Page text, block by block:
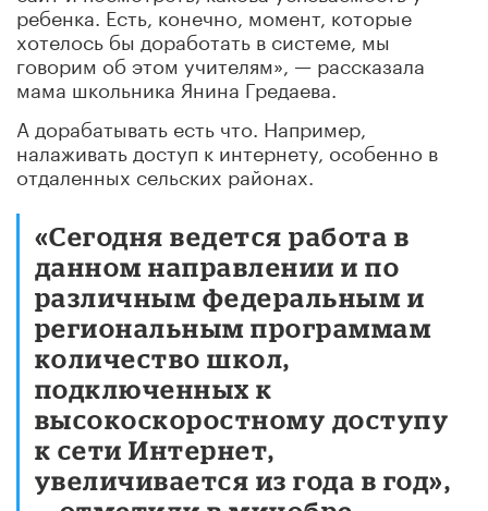
ребенка. Есть, конечно, момент, которые
хотелось бы доработать в системе, мы
говорим об этом учителям», — рассказала
мама школьника Янина Гредаева.
А дорабатывать есть что. Например,
налаживать доступ к интернету, особенно в
отдаленных сельских районах.
«Сегодня ведется работа в
данном направлении и по
различным федеральным и
региональным программам
количество школ,
подключенных к
высокоскоростному доступу
к сети Интернет,
увеличивается из года в год»,